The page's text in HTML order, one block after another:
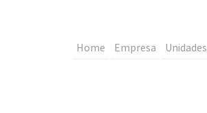
Home Empresa Unidades